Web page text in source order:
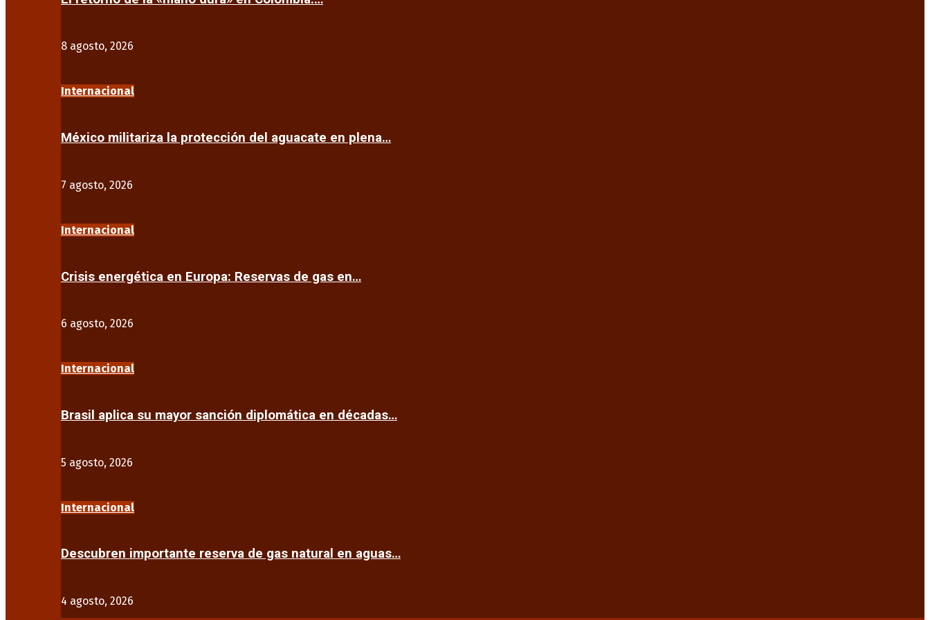
8 agosto, 2026
Internacional
México militariza la protección del aguacate en plena…
7 agosto, 2026
Internacional
Crisis energética en Europa: Reservas de gas en…
6 agosto, 2026
Internacional
Brasil aplica su mayor sanción diplomática en décadas…
5 agosto, 2026
Internacional
Descubren importante reserva de gas natural en aguas…
4 agosto, 2026